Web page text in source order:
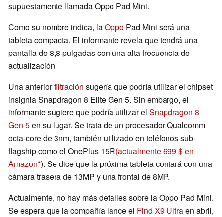
supuestamente llamada Oppo Pad Mini.
Como su nombre indica, laOppo Pad Mini será una
tableta compacta. El informante revela que tendrá una
pantalla de 8,8 pulgadas con una alta frecuencia de
actualización.
Una anteriorfiltración sugería que podría utilizar el chipset
insignia Snapdragon 8 Elite Gen 5. Sin embargo, el
informante sugiere que podría utilizar el Snapdragon 8
Gen 5en su lugar. Se trata de un procesador Qualcomm
octa-core de 3nm, también utilizado en teléfonos sub-
flagship como el OnePlus 15R(actualmente 699 $ en
Amazon ). Se dice que la próxima tableta contará con una
cámara trasera de 13MP y una frontal de 8MP.
Actualmente, no hay más detalles sobre la Oppo Pad Mini.
Se espera que la compañía lance el Find X9 Ultraen abril,